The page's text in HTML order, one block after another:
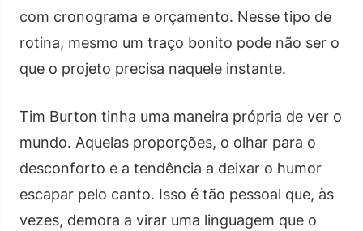
com cronograma e orçamento. Nesse tipo de
rotina, mesmo um traço bonito pode não ser o
que o projeto precisa naquele instante.
Tim Burton tinha uma maneira própria de ver o
mundo. Aquelas proporções, o olhar para o
desconforto e a tendência a deixar o humor
escapar pelo canto. Isso é tão pessoal que, às
vezes, demora a virar uma linguagem que o